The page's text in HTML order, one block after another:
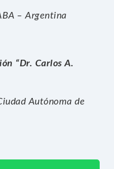
– Argentina
“Dr. Carlos A.
Autónoma de